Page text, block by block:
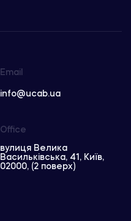
Email
info@ucab.ua
Office
вулиця Велика
Васильківська, 41, Київ,
02000, (2 поверх)